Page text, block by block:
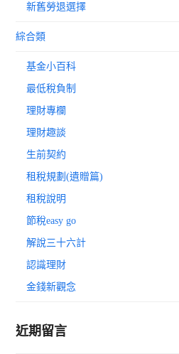
新舊勞退選擇
綜合類
基金小百科
最低稅負制
理財專欄
理財趣談
生前契約
租稅規劃(遺贈篇)
租稅說明
節稅easy go
解說三十六計
認識理財
金錢新觀念
近期留言